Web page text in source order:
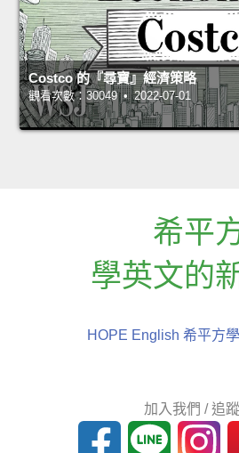
Costco 的『尋寶』經濟策略
觀看次數：30049 • 2022-07-01
希平
學英文的
HOPE English 希平方
加入我們 / 追蹤